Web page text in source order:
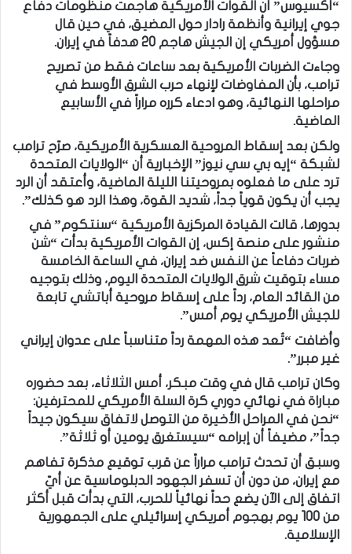
“أكسيوس” أن القوات الأمريكية هاجمت منظومات دفاع
جوي إيرانية وأنظمة رادار حول المضيق، في حين قال
مسؤول أمريكي إن الجيش هاجم 20 هدفاً في إيران.
وجاءت الضربات الأمريكية بعد ساعات فقط من تصريح
ترامب، بأن المفاوضات لإنهاء حرب الشرق الأوسط في
مراحلها النهائية، وهو ادعاء كرره مراراً في الأسابيع
الماضية.
ولكن بعد إسقاط المروحية العسكرية الأمريكية، صرّح ترامب
لشبكة “إيه بي سي نيوز” الإخبارية أن “الولايات المتحدة
ترد على ما فعلوه بمروحيتنا الليلة الماضية، وأعتقد أن الرد
يجب أن يكون قوياً جداً، شديد القوة، وهذا الرد هو كذلك”.
بدورها، قالت القيادة المركزية الأمريكية “سنتكوم” في
منشور على منصة إكس، إن القوات الأمريكية بدأت “شن
ضربات دفاعاً عن النفس ضد إيران، في الساعة الخامسة
مساء بتوقيت شرق الولايات المتحدة اليوم، وذلك بتوجيه
من القائد العام، رداً على إسقاط مروحية أباتشي تابعة
للجيش الأمريكي يوم أمس”.
وأضافت “تُعد هذه المهمة رداً متناسباً على عدوان إيراني
غير مبرر”.
وكان ترامب قال في وقت مبكر، أمس الثلاثاء، بعد حضوره
مباراة في نهائي دوري كرة السلة الأمريكي للمحترفين:
“نحن في المراحل الأخيرة من التوصل لاتفاق سيكون جيداً
جداً”، مضيفاً أن إبرامه “سيستغرق يومين أو ثلاثة”.
وسبق أن تحدث ترامب مراراً عن قرب توقيع مذكرة تفاهم
مع إيران، من دون أن تسفر الجهود الدبلوماسية عن أيّ
اتفاق إلى الآن يضع حداً نهائياً للحرب، التي بدأت قبل أكثر
من 100 يوم بهجوم أمريكي إسرائيلي على الجمهورية
الإسلامية.